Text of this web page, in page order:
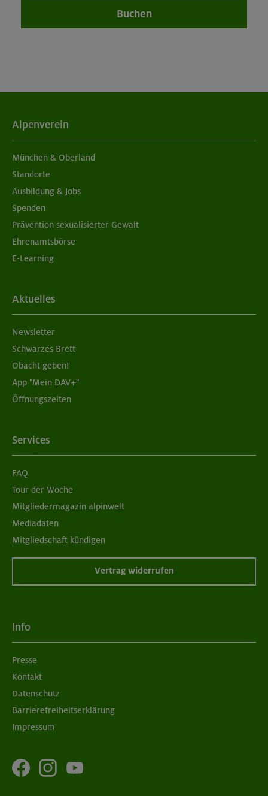
Buchen
Alpenverein
München & Oberland
Standorte
Ausbildung & Jobs
Spenden
Prävention sexualisierter Gewalt
Ehrenamtsbörse
E-Learning
Aktuelles
Newsletter
Schwarzes Brett
Obacht geben!
App "Mein DAV+"
Öffnungszeiten
Services
FAQ
Tour der Woche
Mitgliedermagazin alpinwelt
Mediadaten
Mitgliedschaft kündigen
Vertrag widerrufen
Info
Presse
Kontakt
Datenschutz
Barrierefreiheitserklärung
Impressum